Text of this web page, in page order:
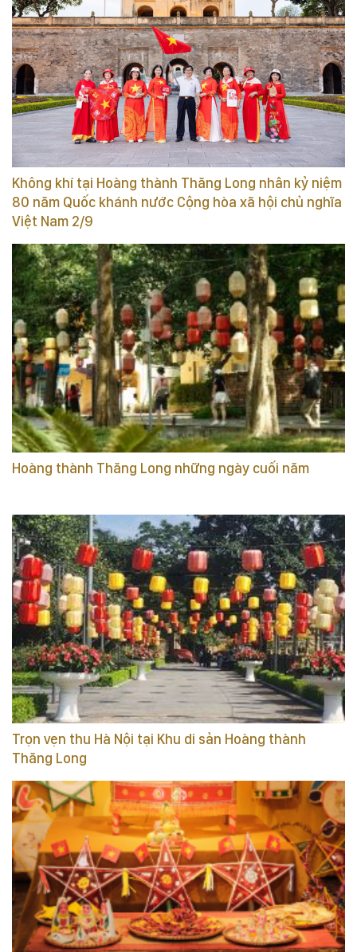
Không khí tại Hoàng thành Thăng Long nhân kỷ niệm
80 năm Quốc khánh nước Cộng hòa xã hội chủ nghĩa
Việt Nam 2/9
Hoàng thành Thăng Long những ngày cuối năm
Trọn vẹn thu Hà Nội tại Khu di sản Hoàng thành
Thăng Long